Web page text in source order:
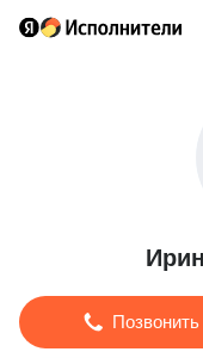
Позвонить